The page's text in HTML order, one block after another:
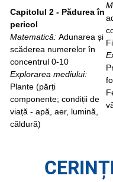
Capitolul 2 - Pădurea în
pericol
Matematică: Adunarea și
scăderea numerelor în
concentrul 0-10
Explorarea mediului:
Plante (părți
componente; condiții de
viață - apă, aer, lumină,
căldură)